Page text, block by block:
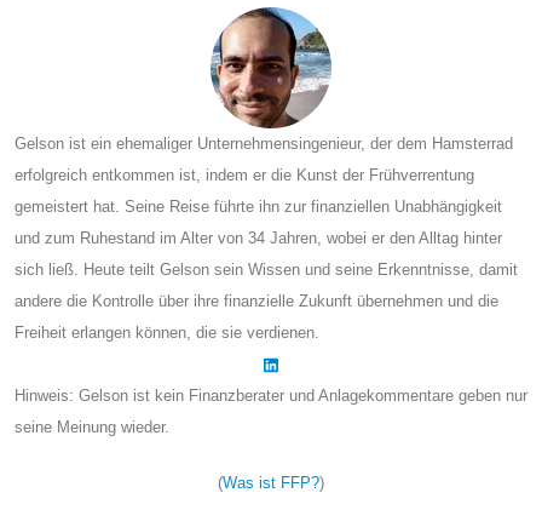
Gelson ist ein ehemaliger Unternehmensingenieur, der dem Hamsterrad
erfolgreich entkommen ist, indem er die Kunst der Frühverrentung
gemeistert hat. Seine Reise führte ihn zur finanziellen Unabhängigkeit
und zum Ruhestand im Alter von 34 Jahren, wobei er den Alltag hinter
sich ließ. Heute teilt Gelson sein Wissen und seine Erkenntnisse, damit
andere die Kontrolle über ihre finanzielle Zukunft übernehmen und die
Freiheit erlangen können, die sie verdienen.
Hinweis: Gelson ist kein Finanzberater und Anlagekommentare geben nur
seine Meinung wieder.
(Was ist FFP?)